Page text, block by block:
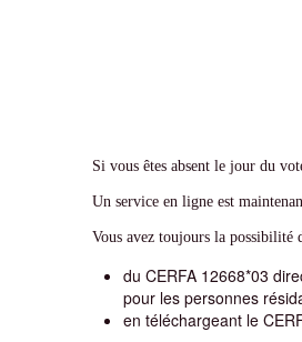
Si vous êtes absent le jour du
Un service en ligne est
Vous avez toujours la possibilité
du CERFA 12668*03
pour les personnes
en téléchargeant le